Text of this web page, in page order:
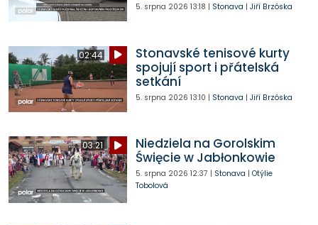
5. srpna 2026 13:18 | Stonava | Jiří Brzóska
02:44
Stonavské tenisové kurty
spojují sport i přátelská
setkání
5. srpna 2026 13:10 | Stonava | Jiří Brzóska
03:21
Niedziela na Gorolskim
Święcie w Jabłonkowie
5. srpna 2026 12:37 | Stonava | Otýlie
Tobolová